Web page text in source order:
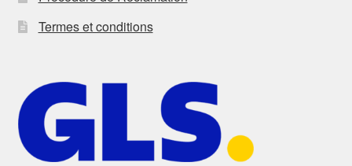
Termes et conditions